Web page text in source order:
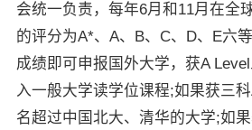
会统一负责，每年6月和11月在全
的评分为A*、A、B、C、D、E六
成绩即可申报国外大学，获A
入一般大学读学位课程;如果获三
名超过中国北大、清华的大学;如果